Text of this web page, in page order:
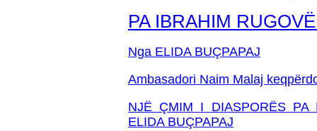
PA IBRAHIM
Nga ELIDA BUÇPAPAJ
Ambasadori Naim Malaj
NJË ÇMIM I DIASPORËS PA
ELIDA BUÇPAPAJ